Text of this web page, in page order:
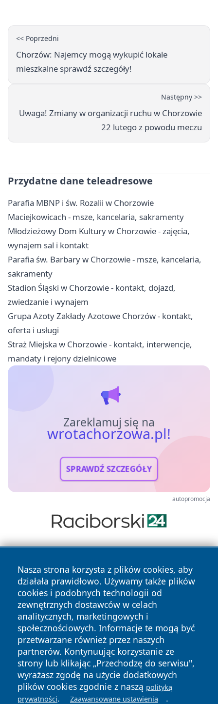
<< Poprzedni
Chorzów: Najemcy mogą wykupić lokale
mieszkalne sprawdź szczegóły!
Następny >>
Uwaga! Zmiany w organizacji ruchu w Chorzowie
22 lutego z powodu meczu
Przydatne dane teleadresowe
Parafia MBNP i św. Rozalii w Chorzowie
Maciejkowicach - msze, kancelaria, sakramenty
Młodzieżowy Dom Kultury w Chorzowie - zajęcia,
wynajem sal i kontakt
Parafia św. Barbary w Chorzowie - msze, kancelaria,
sakramenty
Stadion Śląski w Chorzowie - kontakt, dojazd,
zwiedzanie i wynajem
Grupa Azoty Zakłady Azotowe Chorzów - kontakt,
oferta i usługi
Straż Miejska w Chorzowie - kontakt, interwencje,
mandaty i rejony dzielnicowe
Zareklamuj się na
wrotachorzowa.pl!
SPRAWDŹ SZCZEGÓŁY
autopromocja
Nasza strona korzysta z plików cookies, aby
działała prawidłowo. Używamy także plików
cookies i podobnych technologii od
zewnętrznych dostawców w celach
analitycznych, marketingowych i
społecznościowych. Informacje te mogą być
przetwarzane również przez naszych
partnerów. Kontynuując korzystanie ze
strony lub klikając „Przechodzę do serwisu",
wyrażasz zgodę na użycie dodatkowych
plików cookies zgodnie z naszą polityką
prywatności. Zaawansowane ustawienia .
Copyright © 2026 wrotachorzowa.pl Wszystkie prawa
zastrzeżone.
News Autorzy
Polityka
Prywatności
Polityka
Cookies